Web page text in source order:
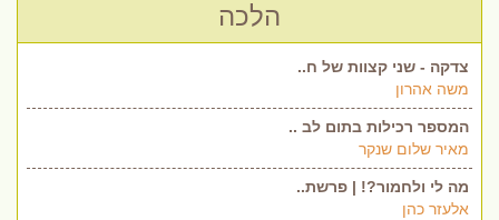
הלכה
צדקה - שני קצוות של ח..
משה אהרון
המספר רכילות בתום לב ..
מאיר שלום שנקר
מה לי ולחמור?! | פרשת..
אלעזר כהן